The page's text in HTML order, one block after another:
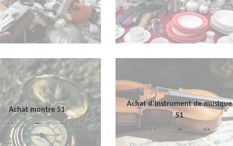
Achat montre 51
Achat d'instrument de musique
51